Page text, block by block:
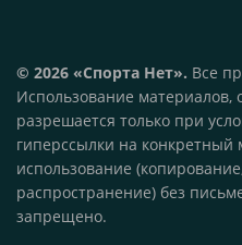
© 2026 «Спорта Нет». Все
Использование материалов,
разрешается только при
гиперссылки на
использование
распространение) без
запрещено.